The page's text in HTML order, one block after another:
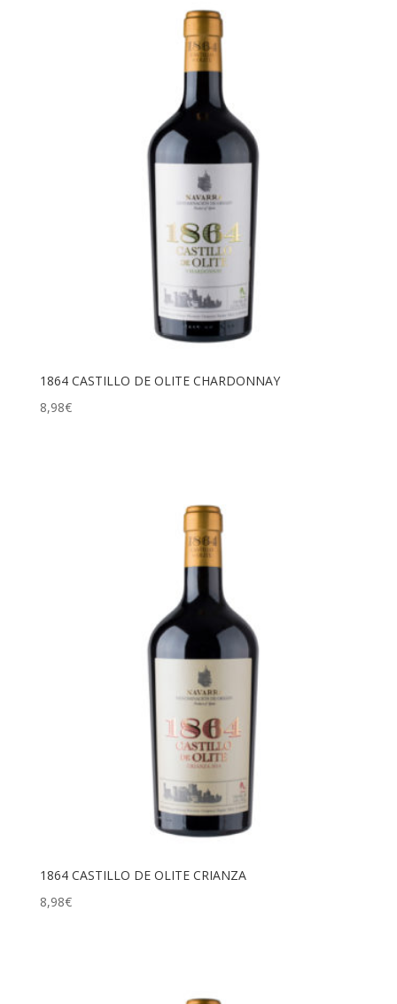
1864 CASTILLO DE OLITE CHARDONNAY
8,98€
1864 CASTILLO DE OLITE CRIANZA
8,98€